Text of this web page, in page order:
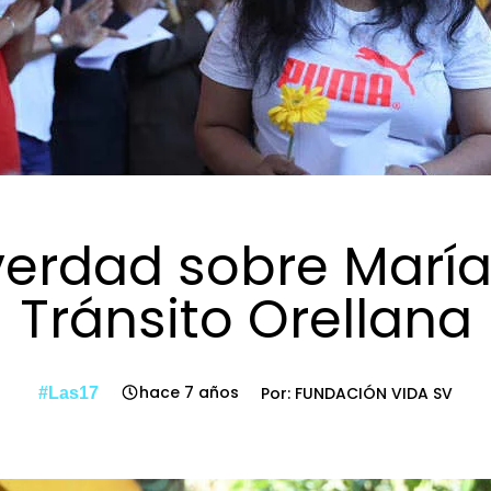
sobre
Tránsito Orellana
#Las17 hace 7 años Por: FUNDACIÓN VIDA SV